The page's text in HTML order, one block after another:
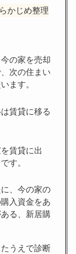
かじめ整理
の家を売却
次の住まい
ます。
賃貸に移る
賃貸に出
す。
、今の家の
入資金をあ
る、新居購
うえで診断